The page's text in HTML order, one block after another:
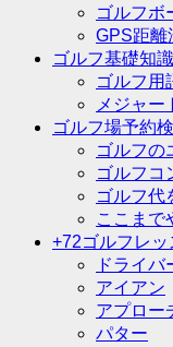
ゴルフボ
GPS距離
ゴルフ基礎知識
ゴルフ用
メジャー
ゴルフ場予約
ゴルフの
ゴルフコ
ゴルフ代
ここまで
+72ゴルフレッ
ドライ
アイアン
アプロー
パター